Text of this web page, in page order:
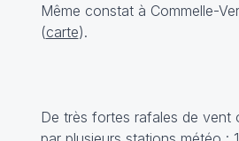
Même constat à Commelle-
(carte).
De très fortes rafales de vent